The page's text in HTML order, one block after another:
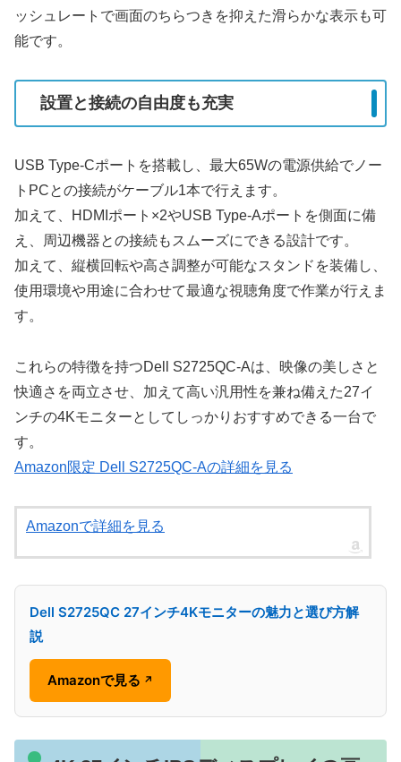
ッシュレートで画面のちらつきを抑えた滑らかな表示も可
能です。
設置と接続の自由度も充実
USB Type-Cポートを搭載し、最大65Wの電源供給でノー
トPCとの接続がケーブル1本で行えます。
加えて、HDMIポート×2やUSB Type-Aポートを側面に備
え、周辺機器との接続もスムーズにできる設計です。
加えて、縦横回転や高さ調整が可能なスタンドを装備し、
使用環境や用途に合わせて最適な視聴角度で作業が行えま
す。
これらの特徴を持つDell S2725QC-Aは、映像の美しさと
快適さを両立させ、加えて高い汎用性を兼ね備えた27イ
ンチの4Kモニターとしてしっかりおすすめできる一台で
す。
Amazon限定 Dell S2725QC-Aの詳細を見る
Amazonで詳細を見る
Dell S2725QC 27インチ4Kモニターの魅力と選び方解
説
Amazonで見る ↗